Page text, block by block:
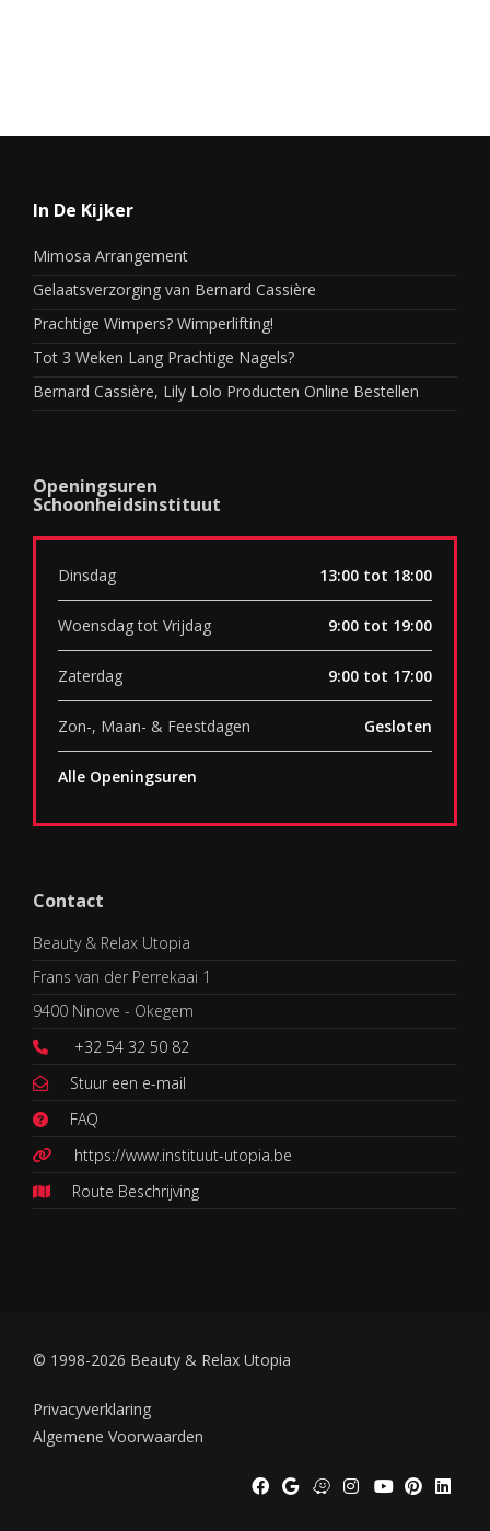
In De Kijker
Mimosa Arrangement
Gelaatsverzorging van Bernard Cassière
Prachtige Wimpers? Wimperlifting!
Tot 3 Weken Lang Prachtige Nagels?
Bernard Cassière, Lily Lolo Producten Online Bestellen
Openingsuren
Schoonheidsinstituut
Dinsdag 13:00 tot 18:00
Woensdag tot Vrijdag 9:00 tot 19:00
Zaterdag 9:00 tot 17:00
Zon-, Maan- & Feestdagen Gesloten
Alle Openingsuren
Contact
Beauty & Relax Utopia
Frans van der Perrekaai 1
9400 Ninove - Okegem
+32 54 32 50 82
Stuur een e-mail
FAQ
https://www.instituut-utopia.be
Route Beschrijving
© 1998-2026 Beauty & Relax Utopia
Privacyverklaring
Algemene Voorwaarden